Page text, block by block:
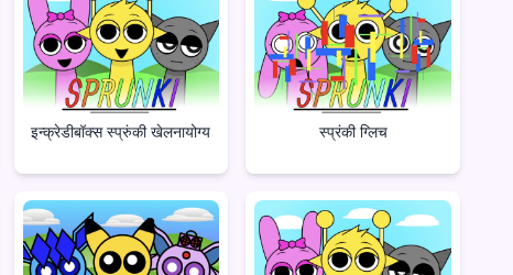
इन्क्रेडीबॉक्स स्प्रुंकी खेलनायोग्य स्प्रंकी ग्लिच